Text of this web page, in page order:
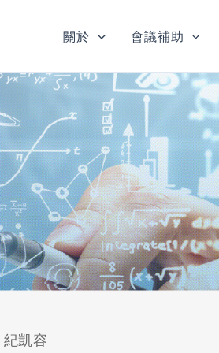
關於 會議補助
紀凱容